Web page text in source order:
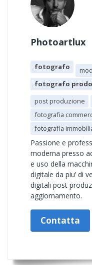
Photoartlux
fotografo
fotografo
post produzione
fotografia
fotografia
Passione e
moderna presso
e uso della
digitale da piu’ di
digitali post
aggiornamento.
Contatta